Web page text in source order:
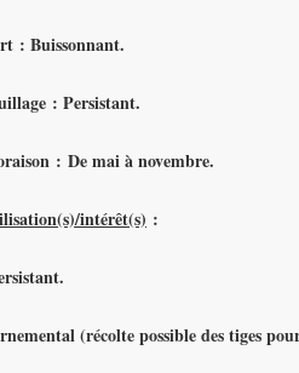
: Buissonnant.
: Persistant.
: De mai à novembre.
intérêt(s) :
(récolte possible des tiges